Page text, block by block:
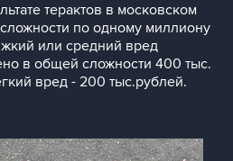
терактов в московском
по одному миллиону
или средний вред
в общей сложности 400 тыс.
вред - 200 тыс.рублей.